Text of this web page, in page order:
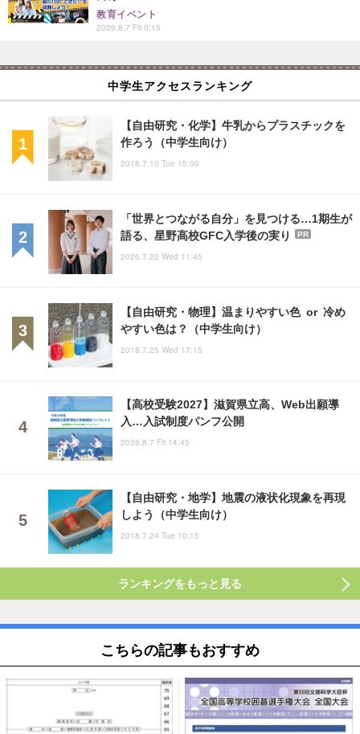
教育イベント
2026.8.7 Fri 0:15
中学生アクセスランキング
【自由研究・化学】牛乳からプラスチックを
作ろう（中学生向け）
2018.7.10 Tue 15:00
「世界とつながる自分」を見つける…1期生が
語る、星野高校GFC入学後の実り
PR
2026.7.22 Wed 11:45
【自由研究・物理】温まりやすい色 or 冷め
やすい色は？（中学生向け）
2018.7.25 Wed 17:15
【高校受験2027】滋賀県立高、Web出願導
入…入試制度パンフ公開
2026.8.7 Fri 14:45
【自由研究・地学】地震の液状化現象を再現
しよう（中学生向け）
2018.7.24 Tue 10:15
ランキングをもっと見る
こちらの記事もおすすめ